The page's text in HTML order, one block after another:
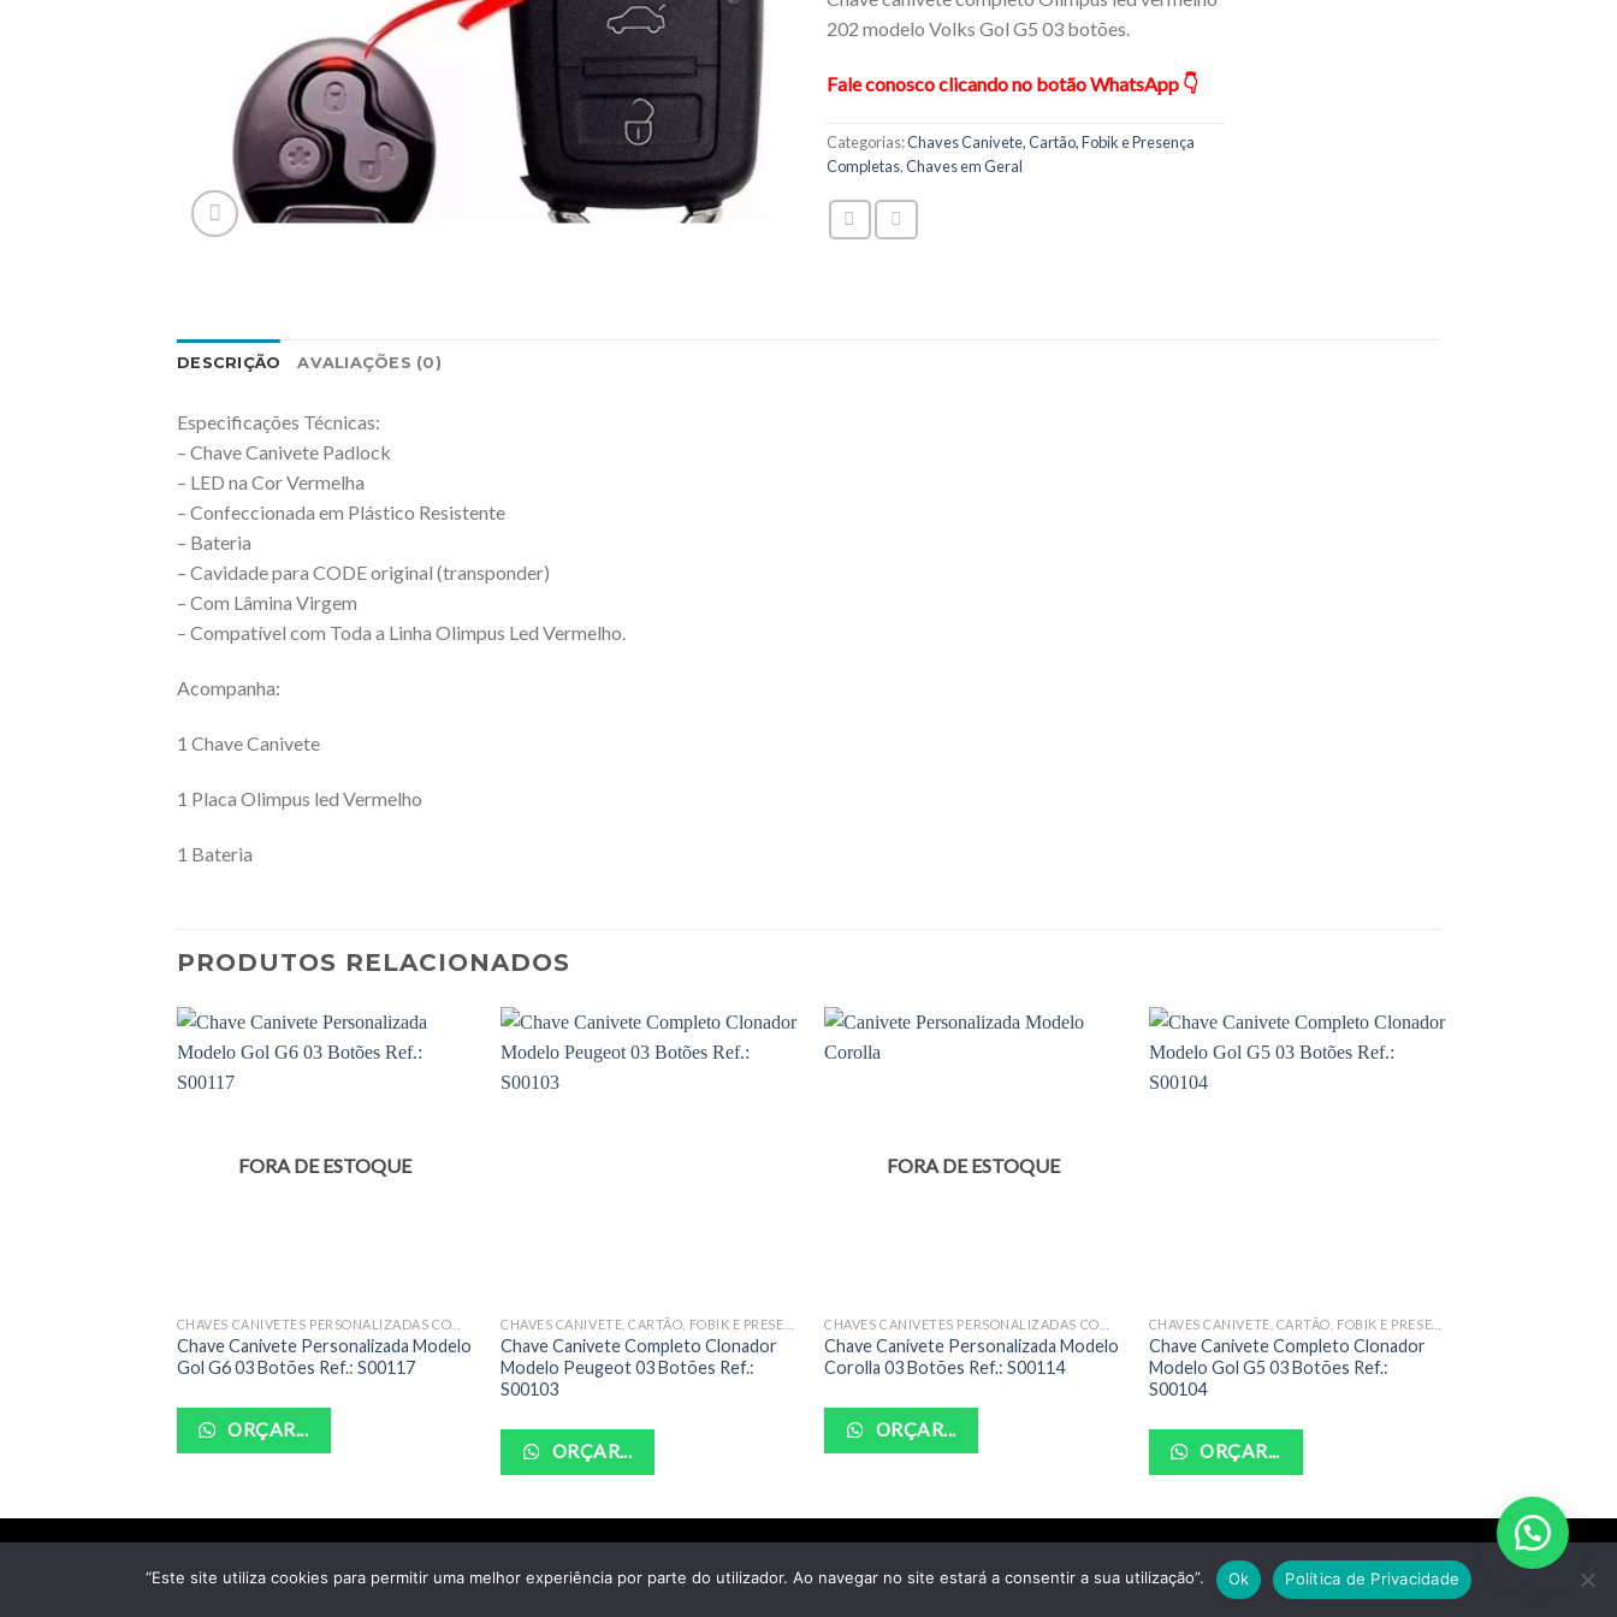
202 modelo Volks Gol G5 03 botões.
Fale conosco clicando no botão WhatsApp 👇
Categorias:Chaves Canivete, Cartão, Fobik e Presença
Completas,Chaves em Geral
DESCRIÇÃO AVALIAÇÕES (0)
Especificações Técnicas:
– Chave Canivete Padlock
– LED na Cor Vermelha
– Confeccionada em Plástico Resistente
– Bateria
– Cavidade para CODE original (transponder)
– Com Lâmina Virgem
– Compatível com Toda a Linha Olimpus Led Vermelho.
Acompanha:
1 Chave Canivete
1 Placa Olimpus led Vermelho
1 Bateria
PRODUTOS RELACIONADOS
FORA DE ESTOQUE
Chave Canivete Personalizada Modelo
Gol G6 03 Botões Ref.: S00117
ORÇAR...
Chave Canivete Completo Clonador
Modelo Peugeot 03 Botões Ref.:
S00103
ORÇAR...
FORA DE ESTOQUE
Chave Canivete Personalizada Modelo
Corolla 03 Botões Ref.: S00114
ORÇAR...
Chave Canivete Completo Clonador
Modelo Gol G5 03 Botões Ref.:
S00104
ORÇAR...
Copyright 2026 ©Santo Auto Vidros e Chaveiro - CNPJ: 18.011.218/0001-07
“Este site utiliza cookies para permitir uma melhor experiência por parte do utilizador. Ao navegar no site estará a consentir a sua utilização”. Ok Política de Privacidade